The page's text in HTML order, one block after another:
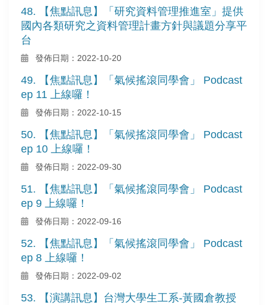
48. 【焦點訊息】「研究資料管理推進室」提供
國內各類研究之資料管理計畫方針與議題分享平
台
發佈日期：2022-10-20
49. 【焦點訊息】「氣候搖滾同學會」 Podcast
ep 11 上線囉！
發佈日期：2022-10-15
50. 【焦點訊息】「氣候搖滾同學會」 Podcast
ep 10 上線囉！
發佈日期：2022-09-30
51. 【焦點訊息】「氣候搖滾同學會」 Podcast
ep 9 上線囉！
發佈日期：2022-09-16
52. 【焦點訊息】「氣候搖滾同學會」 Podcast
ep 8 上線囉！
發佈日期：2022-09-02
53. 【演講訊息】台灣大學生工系-黃國倉教授